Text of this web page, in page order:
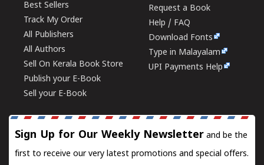
Best Sellers
Track My Order
All Publishers
All Authors
Sell On Kerala Book Store
Publish your E-Book
Sell your E-Book
Request a Book
Help / FAQ
Download Fonts
Type in Malayalam
UPI Payments Help
Sign Up for Our Weekly Newsletter and be the
first to receive our very latest promotions and special offers.